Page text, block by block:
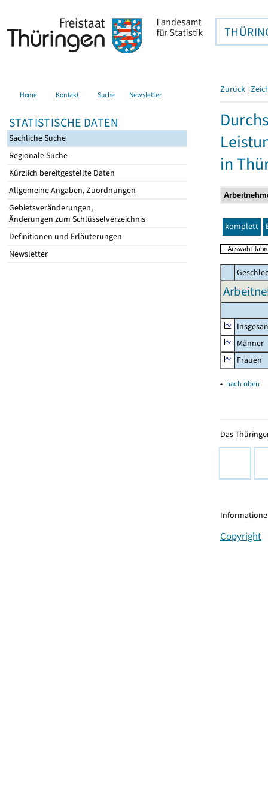
Home Kontakt Suche Newsletter
STATISTISCHE DATEN
Sachliche Suche
Regionale Suche
Kürzlich bereitgestellte Daten
Allgemeine Angaben, Zuordnungen
Gebietsveränderungen,
Änderungen zum Schlüsselverzeichnis
Definitionen und Erläuterungen
Newsletter
Zurück |
in
komplett
Männer
Frauen
▴ nach oben
Das
Copyright